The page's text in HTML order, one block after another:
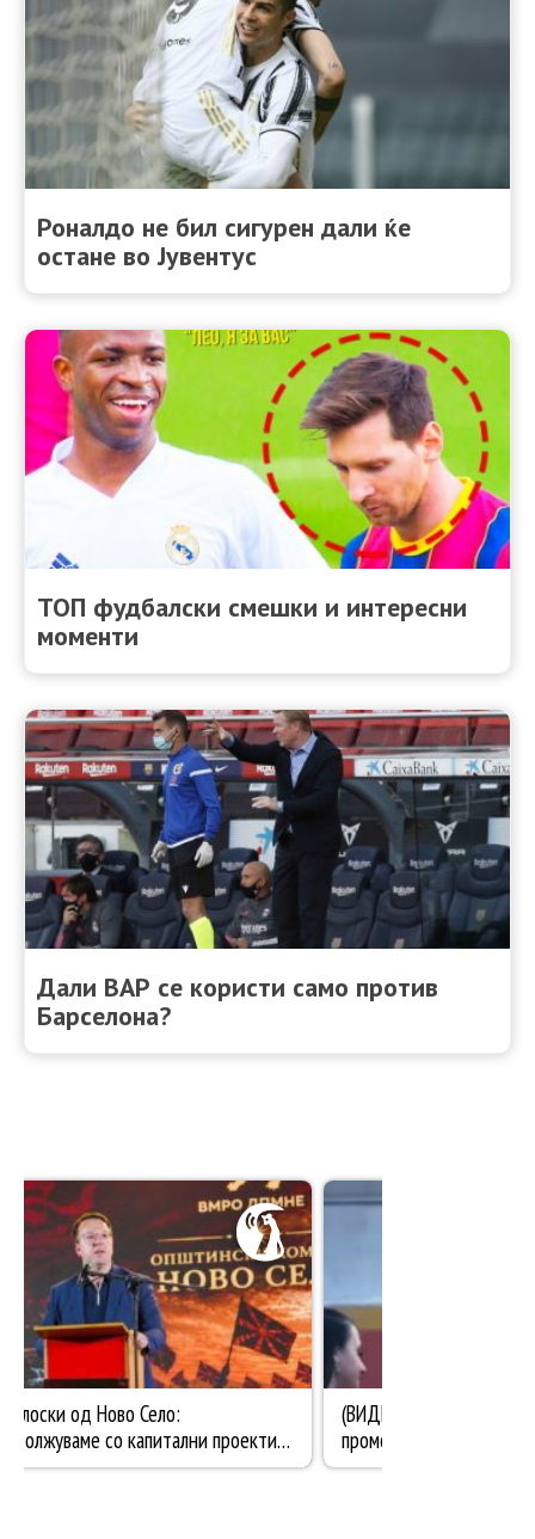
Роналдо не бил сигурен дали ќе
остане во Јувентус
ТОП фудбалски смешки и интересни
моменти
Дали ВАР се користи само против
Барселона?